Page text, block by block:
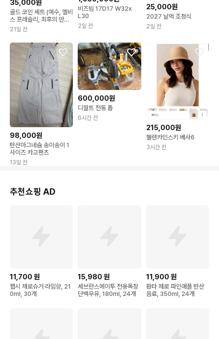
35,000원
골드 코인 세트 (예수, 엘비
스 프레슬리, 최후의 만
찬),2종일괄
21일 전
비즈빔 17D17 W32x
L30
2일 전
25,000원
2027 날먹 조정식
2일 전
98,000원
탄산마그네슘 송이송이 1
사이즈 카고팬츠
13일 전
600,000원
디월트 전동 톱
6시간 전
215,000원
헬렌카민스키 베사6
3시간 전
추천쇼핑 AD
11,700원
펩시 제로슈거 라임향, 21
0ml, 30개
15,980원
세브란스에이투 전용목장
단백우유, 180ml, 24개
11,900원
환타 제로 파인애플 탄산
음료, 350ml, 24개